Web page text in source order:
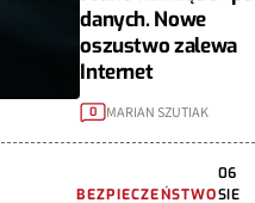
danych. Nowe
oszustwo zalewa
Internet
0 MARIAN SZUTIAK
BEZPIECZEŃSTWO
06
SIE